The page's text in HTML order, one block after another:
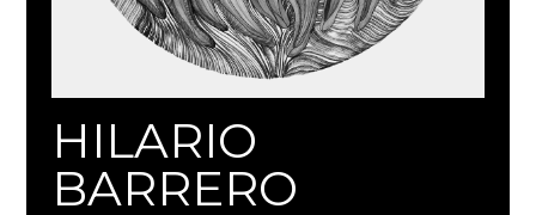
HILARIO
BARRERO